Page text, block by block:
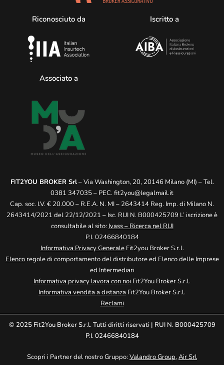
Riconosciuto da Iscritto a
Associato a
FIT2YOU BROKER Srl– Via Washington, 20, 20146 Milano (MI) – Tel.
0381 347035 – PEC. fit2you@legalmail.it
Cap. soc. I.V. € 20.000 – R.E.A. N. MI – 2643414 Reg. Imp. di Milano N.
2643414/2021 del 22/12/2021 – Isc. RUI N. B000425709 L’ iscrizione è
consultabile al sito: Ivass – Ricerca nel RUI
P.I. 02466840184
Informativa Privacy GeneraleFit2you Broker S.r.l.
Elencoregole di comportamento del distributore ed Elenco delle Imprese
ed Intermediari
Informativa privacy lavora con noi Fit2You Broker S.r.l.
Informativa vendita a distanza Fit2You Broker S.r.l.
Reclami
© 2025 Fit2You Broker S.r.l. Tutti diritti riservati | RUI N. B000425709
P.I. 02466840184
Scopri i Partner del nostro Gruppo: Valandro Group,Air Srl